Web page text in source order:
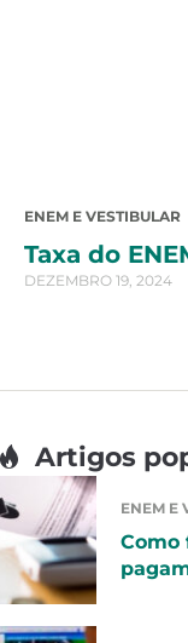
ENEM E VESTIBULAR
Taxa do
DEZEMBRO 19, 2024
Artigos
ENEM E
Como